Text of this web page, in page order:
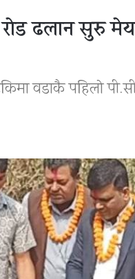
ढलान सुरु
वडाकै पहिलाे